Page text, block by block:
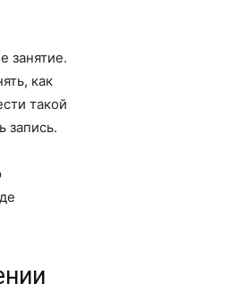
занятие.
как
такой
запись.